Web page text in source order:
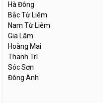
Hà Đông
Bắc Từ Liêm
Nam Từ Liêm
Gia Lâm
Hoàng Mai
Thanh Trì
Sóc Sơn
Đông Anh